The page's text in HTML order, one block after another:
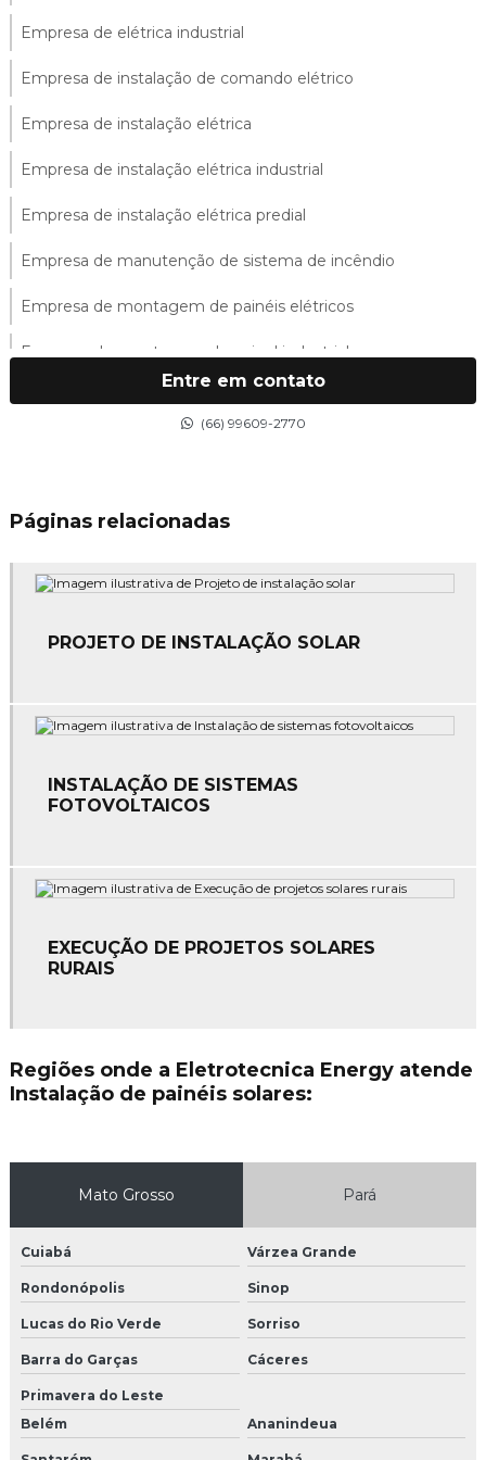
Empresa de elétrica industrial
Empresa de instalação de comando elétrico
Empresa de instalação elétrica
Empresa de instalação elétrica industrial
Empresa de instalação elétrica predial
Empresa de manutenção de sistema de incêndio
Empresa de montagem de painéis elétricos
Empresa de montagem de painel industrial
Empresa de projeto elétrico
Empresa de serviços elétricos
Empresas de instalação e manutenção elétrica
Empresas de sistema de combate a incêndio
Instalação de comando elétrico
Instalação de equipamentos de combate a incêndio
Instalação de para raios
Instalação de sistema de combate a incêndio
Instalação de sistema de prevenção contra incêndio
Instalação e manutenção elétrica
Entre em contato
(66) 99609-2770
Páginas relacionadas
PROJETO DE INSTALAÇÃO SOLAR
INSTALAÇÃO DE SISTEMAS
FOTOVOLTAICOS
EXECUÇÃO DE PROJETOS SOLARES
RURAIS
Regiões onde a Eletrotecnica Energy atende
Instalação de painéis solares:
Mato Grosso Pará
Cuiabá Várzea Grande
Rondonópolis Sinop
Lucas do Rio Verde Sorriso
Barra do Garças Cáceres
Primavera do Leste
Belém
Ananindeua